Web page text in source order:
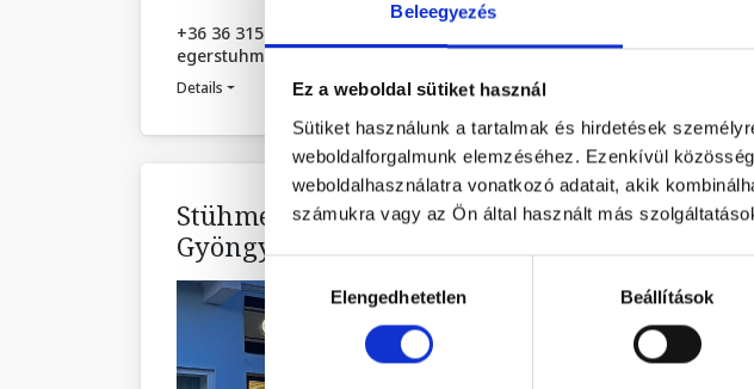
Beleegyezés
Ez a weboldal sütiket használ
Sütiket használunk a tartalmak és hirdetések
weboldalforgalmunk elemzéséhez. Ezenkívül
weboldalhasználatra vonatkozó adatait, akik
számukra vagy az Ön által használt más
kiválasztásaElengedhetetlen Beállítások
+36 36 315 723
egerstuhmer@stuhmer.hu
Details
Stühmer Candy Shop –
Gyöngyös